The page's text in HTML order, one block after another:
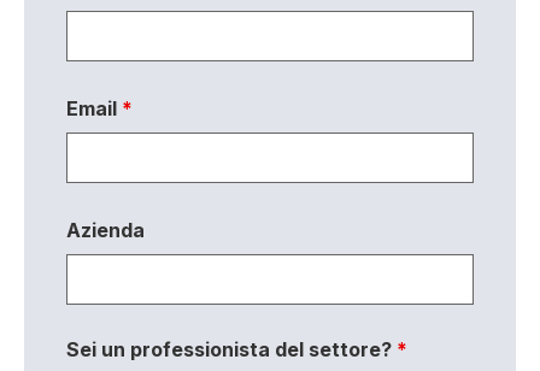
Email *
Azienda
Sei un professionista del settore? *